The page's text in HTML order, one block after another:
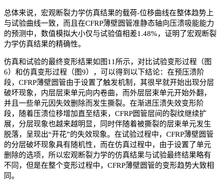
总体来说，宏观断裂力学仿真结果的载荷-位移曲线在整体趋势上
与试验曲线一致，而且在CFRP薄壁圆管准静态轴向压溃吸能能力
的预测中，数值模拟大小仅与试验值相差1.48%，证明了宏观断裂
力学仿真结果的精确性。
仿真和试验的最终变形结果如图11所示，对比试验变形过程（图
6）和仿真变形过程（图9），可以得到以下结论：在预压溃阶
段，CFRP薄壁圆管由于设置了触发机制，其很早就开始出现分层
破坏现象，内层层束单元向内卷曲，而外层层束单元开始外翻，
并且一些单元因失效删除而发生撕裂。在渐进压溃失效变形阶
段，随着压溃位移增加直至结束，CFRP圆管层间的裂纹继续扩
展，分层现象也越来越明显，同时伴随着被撕裂的层束单元发生
脱落，呈现出“开花”的失效现象。在试验过程中，CFRP薄壁圆管
的分层破坏现象具有随机性，而在仿真过程中，由于设置了单元
删除的选项，所以宏观断裂力学的仿真结果与试验最终结果略有
不同，但是在整个变形过程中，CFRP薄壁圆管的变形趋势大致相
同。